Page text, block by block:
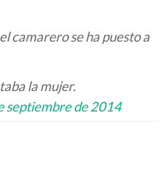
camarero se ha puesto a
la mujer.
septiembre de 2014